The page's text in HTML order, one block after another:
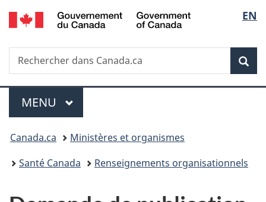
Passer
au
principal
Passer
à
Au
du
Passer
à
version
simplifiée
de
la
EN
Recherche
Rechercher
dans
Menu
MENU PRINCIPAL
Vous
êtes
Canada.ca
Ministères et organismes
Santé Canada
Renseignements organisationnels
D